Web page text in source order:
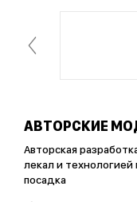
АВТОРСКИЕ
Авторская
лекал и
посадка